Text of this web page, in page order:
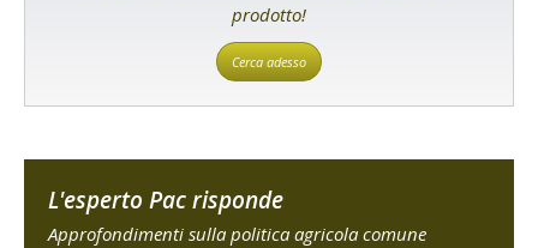
prodotto!
Cerca adesso
L'esperto Pac risponde
Approfondimenti sulla politica agricola comune